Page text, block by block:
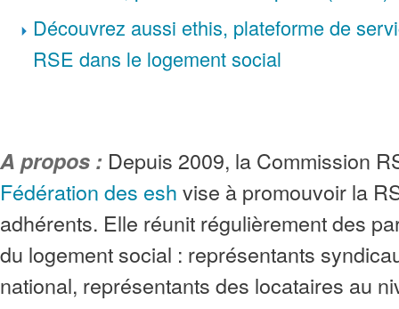
Découvrez aussi ethis, plateforme de
RSE dans le logement social
A propos : Depuis 2009, la Commission
Fédération des esh vise à promouvoir la
adhérents. Elle réunit régulièrement des
du logement social : représentants
national, représentants des locataires au